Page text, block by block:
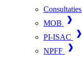
Consultaties
MOB
PI-ISAC
NPFF